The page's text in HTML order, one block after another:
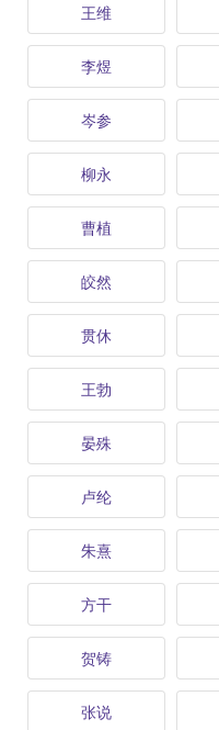
王维
李煜
岑参
柳永
曹植
皎然
贯休
王勃
晏殊
卢纶
朱熹
方干
贺铸
张说